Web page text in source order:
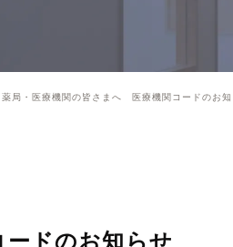
薬局・医療機関の皆さまへ 医療機関コードのお知
ドのお知らせ